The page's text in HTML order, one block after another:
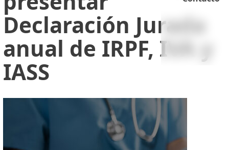
Declaración Jurada
anual de IRPF, IVA y
IASS